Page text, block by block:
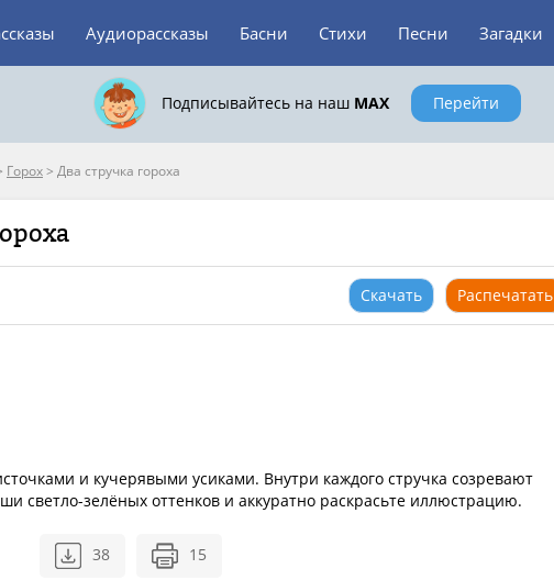
Аудиорассказы Басни Стихи Песни Загадки
Подписывайтесь на наш MAX Перейти
Горох> Два стручка гороха
Скачать Распечатать
и кучерявыми усиками. Внутри каждого стручка созревают
светло-зелёных оттенков и аккуратно раскрасьте иллюстрацию.
38 15